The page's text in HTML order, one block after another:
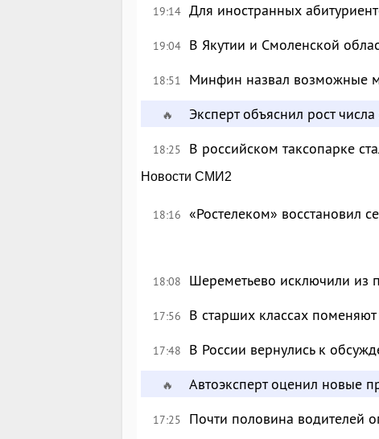
19:14 Для иностранных
19:04 В Якутии и Смоленской
18:51 Минфин назвал возможные
🔥 Эксперт объяснил рост
18:25 В российском таксопарке
Новости СМИ2
18:16 «Ростелеком» восстановил
18:08 Шереметьево исключили из
17:56 В старших классах
17:48 В России вернулись к
🔥 Автоэксперт оценил новые
17:25 Почти половина водителей